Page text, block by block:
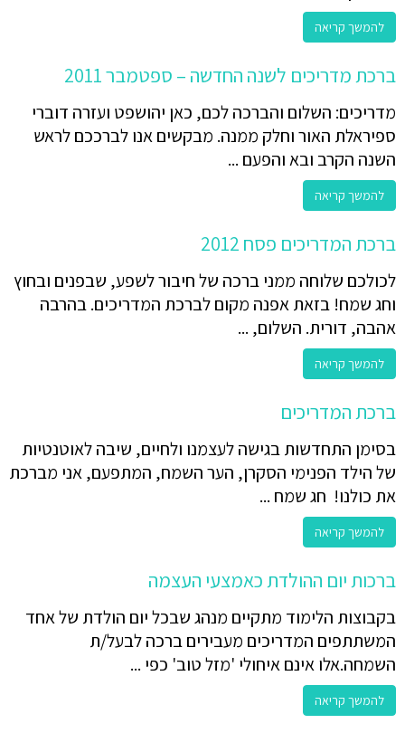
להמשך קריאה
ברכת מדריכים לשנה החדשה – ספטמבר 2011
מדריכים: השלום והברכה לכם, כאן יהושפט ועזרה דוברי
ספיראלת האור וחלק ממנה. מבקשים אנו לברככם לראש
השנה הקרב ובא והפעם ...
להמשך קריאה
ברכת המדריכים פסח 2012
לכולכם שלוחה ממני ברכה של חיבור לשפע, שבפנים ובחוץ
וחג שמח! בזאת אפנה מקום לברכת המדריכים. בהרבה
אהבה, דורית. השלום, ...
להמשך קריאה
ברכת המדריכים
בסימן התחדשות בגישה לעצמנו ולחיים, שיבה לאוטנטיות
של הילד הפנימי הסקרן, הער השמח, המתפעם, אני מברכת
את כולנו! חג שמח ...
להמשך קריאה
ברכות יום ההולדת כאמצעי העצמה
בקבוצות הלימוד מתקיים מנהג שבכל יום הולדת של אחד
המשתתפים המדריכים מעבירים ברכה לבעל/ת
השמחה.אלו אינם איחולי 'מזל טוב' כפי ...
להמשך קריאה